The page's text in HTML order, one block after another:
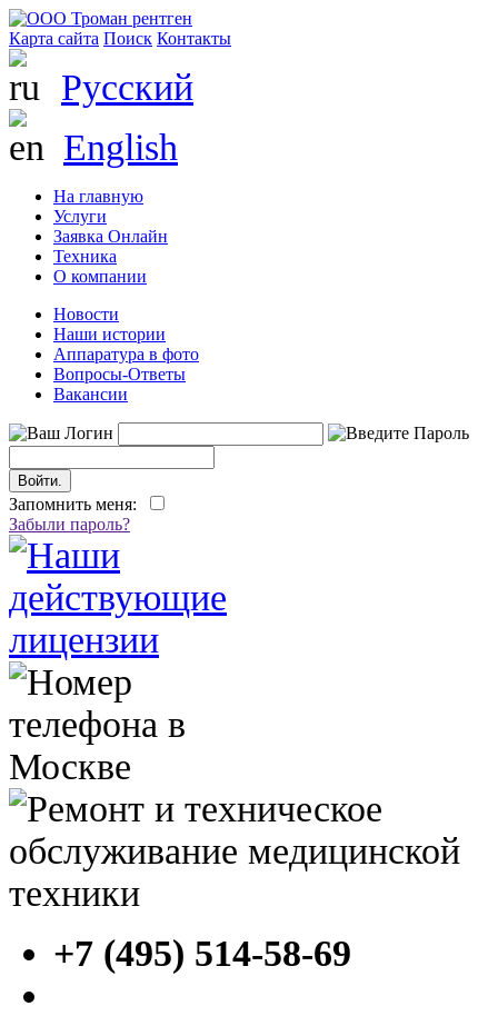
Карта сайта Поиск Контакты
Русский
English
На главную
Услуги
Заявка Онлайн
Техника
О компании
Новости
Наши истории
Аппаратура в фото
Вопросы-Ответы
Вакансии
Запомнить меня:
Забыли пароль?
+7 (495) 514-58-69